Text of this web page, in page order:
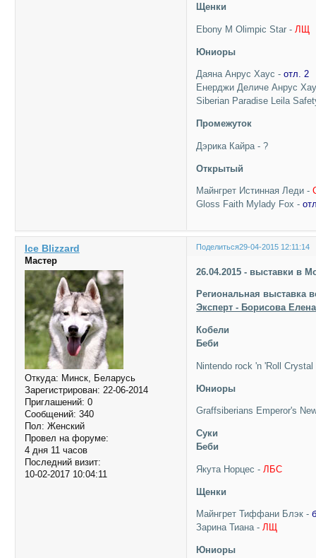
Щенки
Ebony M Olimpic Star - ЛЩ
Юниоры
Даяна Анрус Хаус -отл. 2
Енерджи Деличе Анрус
Siberian Paradise Leila
Промежуток
Дэрика Кайра - ?
Открытый
Майнгрет Истинная Леди -
Gloss Faith Mylady Fox -
Поделиться29-04-2015 12:11:14
Ice Blizzard
Мастер
Откуда: Минск, Беларусь
Зарегистрирован: 22-06-2014
Приглашений: 0
Сообщений: 340
Пол: Женский
Провел на форуме:
4 дня 11 часов
Последний визит:
10-02-2017 10:04:11
26.04.2015 - выставки в
Региональная выставка
Эксперт - Борисова
Кобели
Беби
Nintendo rock 'n 'Roll
Юниоры
Graffsiberians Emperor's
Суки
Беби
Якута Норцес - ЛБС
Щенки
Майнгрет Тиффани Блэк -
Зарина Тиана -ЛЩ
Юниоры